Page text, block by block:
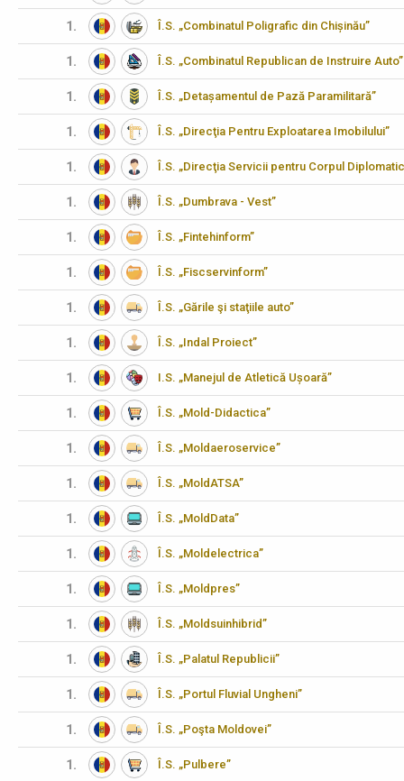
1. Î.S. „Combinatul Poligrafic din Chișinău”
1. Î.S. „Combinatul Republican de Instruire Auto”
1. Î.S. „Detașamentul de Pază Paramilitară”
1. Î.S. „Direcţia Pentru Exploatarea Imobilului”
1. Î.S. „Direcţia Servicii pentru Corpul
1. Î.S. „Dumbrava - Vest”
1. Î.S. „Fintehinform”
1. Î.S. „Fiscservinform”
1. Î.S. „Gările şi staţiile auto”
1. Î.S. „Indal Proiect”
1. I.S. „Manejul de Atletică Ușoară”
1. Î.S. „Mold-Didactica”
1. Î.S. „Moldaeroservice”
1. Î.S. „MoldATSA”
1. Î.S. „MoldData”
1. Î.S. „Moldelectrica”
1. Î.S. „Moldpres”
1. Î.S. „Moldsuinhibrid”
1. Î.S. „Palatul Republicii”
1. Î.S. „Portul Fluvial Ungheni”
1. Î.S. „Poşta Moldovei”
1. Î.S. „Pulbere”